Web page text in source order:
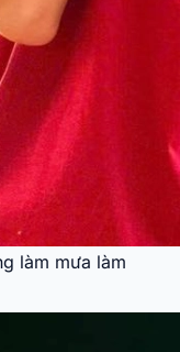
làm mưa làm